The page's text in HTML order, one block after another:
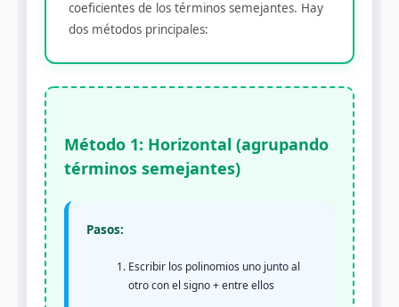
coeficientes de los términos semejantes. Hay
dos métodos principales:
Método 1: Horizontal (agrupando
términos semejantes)
Pasos:
Escribir los polinomios uno junto al
otro con el signo + entre ellos